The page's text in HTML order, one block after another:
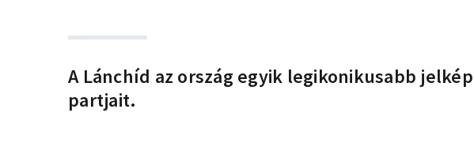
A Lánchíd az ország egyik legikonikusabb
partjait.